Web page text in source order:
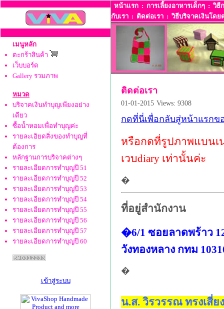
เมนูหลัก
ตะกร้าสินค้า
เว็บบอร์ด
Gallery รวมภาพ
หมวด
บริจาคเงินทำบุญเพียงอย่าง
เดียว
ซื้อน้ำหอมเพื่อทำบุญค่ะ
รายละเอิยดสิ่งของทำบุญที่
ต้องการ
หลักฐานการบริจาคต่างๆ
รายละเอียดการทำบุญปี 51
รายละเอียดการทำบุญปี 52
รายละเอียดการทำบุญปี 53
รายละเอียดการทำบุญปี 54
รายละเอียดการทำบุญปี 55
รายละเอียดการทำบุญปี 56
รายละเอียดการทำบุญปี 57
รายละเอียดการทำบุญปี 60
เข้าสู่ระบบ
หน้าแรก : การเลี้ยงอาหารเด็กๆ :วิธี
กับเรา : ติดต่อเรา :วิธีบริจาคเงินโด
ติดต่อเรา
01-01-2015 Views: 9308
กดที่นี่เพื่อกลับสู่หน้าแรกข
หรือกดที่รูปภาพแบนเ
เวบdiary เท่านั้นค่ะ
�
ที่อยู่สำนักงาน
�6/1 ซอยลาดพร้าว
วังทองหลาง กทม
�
น.ส. วิรวรรณ ทรงเสี่